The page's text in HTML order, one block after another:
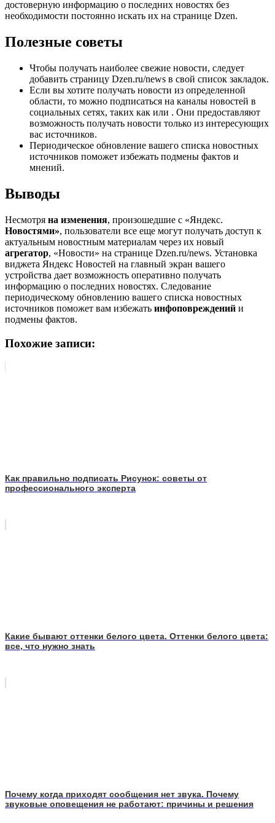
достоверную информацию о последних новостях без
необходимости постоянно искать их на странице Dzen.
Полезные советы
Чтобы получать наиболее свежие новости, следует
добавить страницу Dzen.ru/news в свой список закладок.
Если вы хотите получать новости из определенной
области, то можно подписаться на каналы новостей в
социальных сетях, таких как или . Они предоставляют
возможность получать новости только из интересующих
вас источников.
Периодическое обновление вашего списка новостных
источников поможет избежать подмены фактов и
мнений.
Выводы
Несмотря на изменения, произошедшие с «Яндекс.
Новостями», пользователи все еще могут получать доступ к
актуальным новостным материалам через их новый
агрегатор, «Новости» на странице Dzen.ru/news. Установка
виджета Яндекс Новостей на главный экран вашего
устройства дает возможность оперативно получать
информацию о последних новостях. Следование
периодическому обновлению вашего списка новостных
источников поможет вам избежать инфоповреждений и
подмены фактов.
Похожие записи:
Как правильно подписать Рисунок: советы от
профессионального эксперта
Какие бывают оттенки белого цвета. Оттенки белого цвета:
все, что нужно знать
Почему когда приходят сообщения нет звука. Почему
звуковые оповещения не работают: причины и решения